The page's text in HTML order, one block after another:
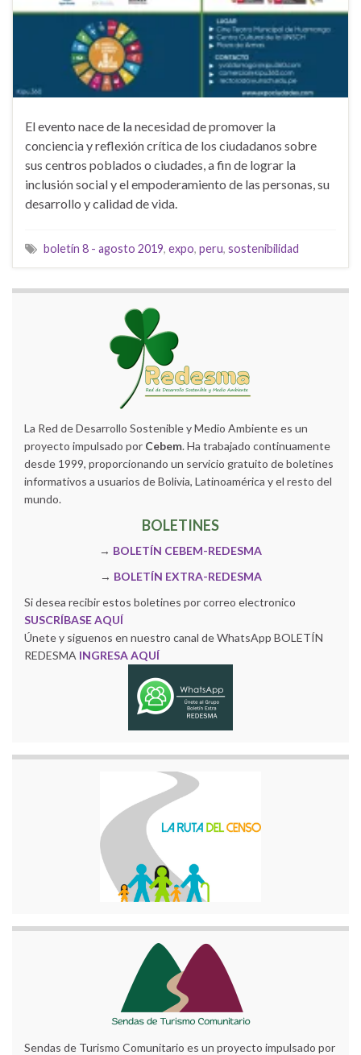
El evento nace de la necesidad de promover la
conciencia y reflexión crítica de los ciudadanos sobre
sus centros poblados o ciudades, a fin de lograr la
inclusión social y el empoderamiento de las personas, su
desarrollo y calidad de vida.
boletín 8 - agosto 2019, expo, peru, sostenibilidad
La Red de Desarrollo Sostenible y Medio Ambiente es un
proyecto impulsado por Cebem. Ha trabajado continuamente
desde 1999, proporcionando un servicio gratuito de boletines
informativos a usuarios de Bolivia, Latinoamérica y el resto del
mundo.
BOLETINES
→ BOLETÍN CEBEM-REDESMA
→ BOLETÍN EXTRA-REDESMA
Si desea recibir estos boletines por correo electronico
SUSCRÍBASE AQUÍ
Únete y siguenos en nuestro canal de WhatsApp BOLETÍN
REDESMA INGRESA AQUÍ
Sendas de Turismo Comunitario es un proyecto impulsado por